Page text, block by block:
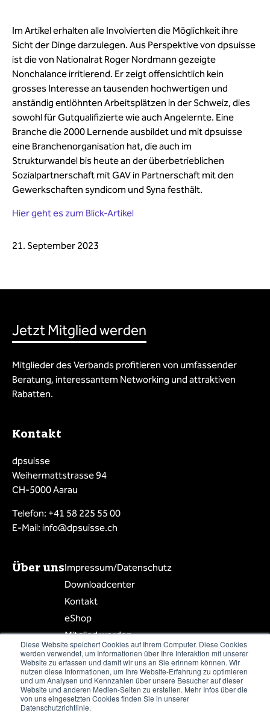
Diese Website speichert Cookies auf Ihrem Computer. Diese Cookies
werden verwendet, um Informationen über Ihre Interaktion mit unserer
Website zu erfassen und damit wir uns an Sie erinnern können. Wir
nutzen diese Informationen, um Ihre Website-Erfahrung zu optimieren
und um Analysen und Kennzahlen über unsere Besucher auf dieser
Website und anderen Medien-Seiten zu erstellen. Mehr Infos über die
von uns eingesetzten Cookies finden Sie in unserer
Datenschutzrichtlinie.
Im Artikel erhalten alle Involvierten die Möglichkeit ihre
Sicht der Dinge darzulegen. Aus Perspektive von dpsuisse
ist die von Nationalrat Roger Nordmann gezeigte
Nonchalance irritierend. Er zeigt offensichtlich kein
grosses Interesse an tausenden hochwertigen und
anständig entlöhnten Arbeitsplätzen in der Schweiz, dies
sowohl für Gutqualifizierte wie auch Angelernte. Eine
Branche die 2000 Lernende ausbildet und mit dpsuisse
eine Branchenorganisation hat, die auch im
Strukturwandel bis heute an der überbetrieblichen
Sozialpartnerschaft mit GAV in Partnerschaft mit den
Gewerkschaften syndicom und Syna festhält.
Hier geht es zum Blick-Artikel
21. September 2023
Jetzt Mitglied werden
Mitglieder des Verbands profitieren von umfassender
Beratung, interessantem Networking und attraktiven
Rabatten.
Kontakt
dpsuisse
Weihermattstrasse 94
CH-5000 Aarau
Telefon: +41 58 225 55 00
E-Mail: info@dpsuisse.ch
Über unsImpressum/Datenschutz
Downloadcenter
Kontakt
eShop
Mitglied werden
Mitgliederbereich
Mitgliederliste